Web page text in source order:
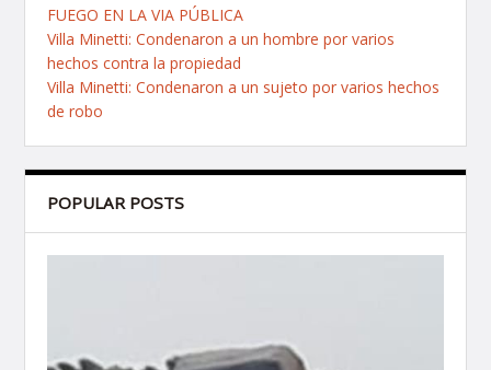
FUEGO EN LA VIA PÚBLICA
Villa Minetti: Condenaron a un hombre por varios
hechos contra la propiedad
Villa Minetti: Condenaron a un sujeto por varios hechos
de robo
POPULAR POSTS